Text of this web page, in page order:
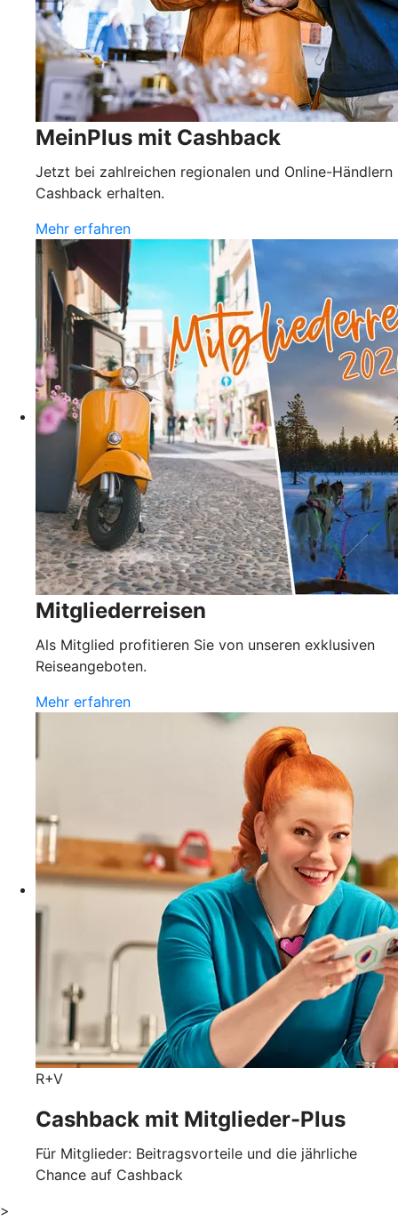
MeinPlus mit Cashback
Jetzt bei zahlreichen regionalen und Online-Händlern
Cashback erhalten.
Mehr erfahren
Mitgliederreisen
Als Mitglied profitieren Sie von unseren exklusiven
Reiseangeboten.
Mehr erfahren
R+V
Cashback mit Mitglieder-Plus
Für Mitglieder: Beitragsvorteile und die jährliche
Chance auf Cashback
>